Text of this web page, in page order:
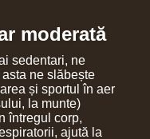
moderată
sedentari, ne
ne slăbește
și sportul în aer
la munte)
întregul corp,
ajută la